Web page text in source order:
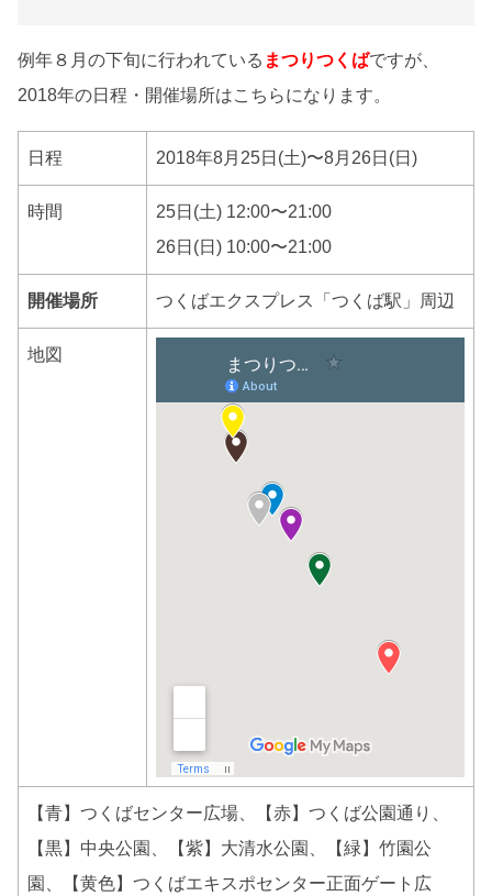
例年８月の下旬に行われている まつりつくばですが、
2018年の日程・開催場所はこちらになります。
日程 2018年8月25日(土)〜8月26日(日)
時間
25日(土) 12:00〜21:00
26日(日) 10:00〜21:00
開催場所 つくばエクスプレス「つくば駅」周辺
地図
【青】つくばセンター広場、【赤】つくば公園通り、
【黒】中央公園、【紫】大清水公園、【緑】竹園公
園、【黄色】つくばエキスポセンター正面ゲート広